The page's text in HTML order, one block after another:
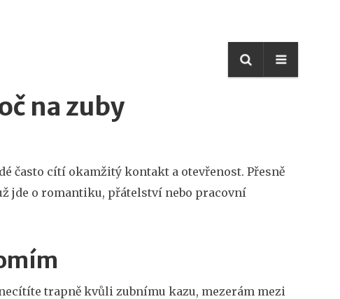
na zuby
často cítí okamžitý kontakt a otevřenost. Přesně
jde o romantiku, přátelství nebo pracovní
trapně kvůli zubnímu kazu, mezerám mezi